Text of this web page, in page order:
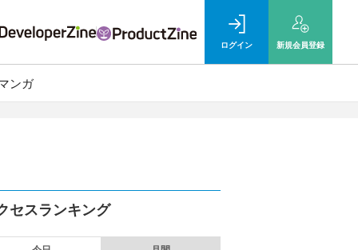
ログイン 新規会員登録
ンガ
セスランキング